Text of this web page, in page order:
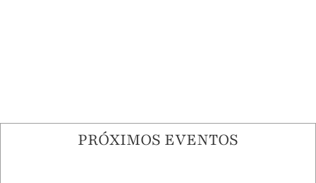
PRÓXIMOS EVENTOS